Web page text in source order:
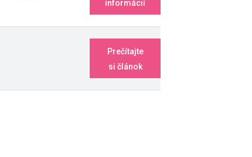
informácií
Prečítajte
si článok